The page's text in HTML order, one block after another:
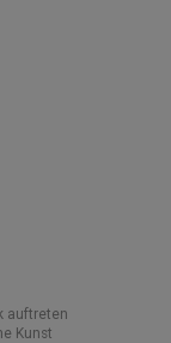
auftreten
Kunst